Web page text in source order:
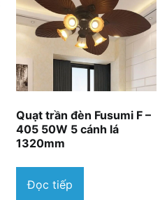
Quạt trần đèn Fusumi F –
405 50W 5 cánh lá
1320mm
Đọc tiếp